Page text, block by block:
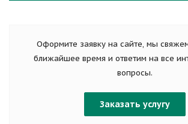
Оформите заявку на сайте, мы
ближайшее время и ответим на все
вопросы.
Заказать услугу